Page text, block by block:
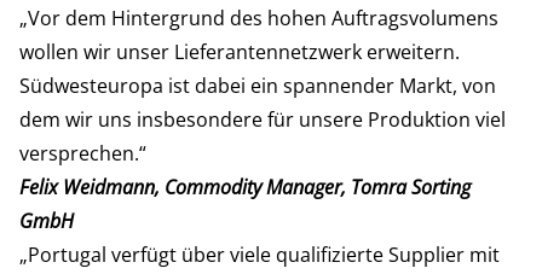
„Vor dem Hintergrund des hohen Auftragsvolumens
wollen wir unser Lieferantennetzwerk erweitern.
Südwesteuropa ist dabei ein spannender Markt, von
dem wir uns insbesondere für unsere Produktion viel
versprechen.“
Felix Weidmann, Commodity Manager, Tomra Sorting
GmbH
„Portugal verfügt über viele qualifizierte Supplier mit